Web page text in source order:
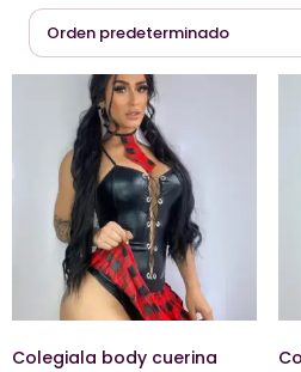
Colegiala body cuerina